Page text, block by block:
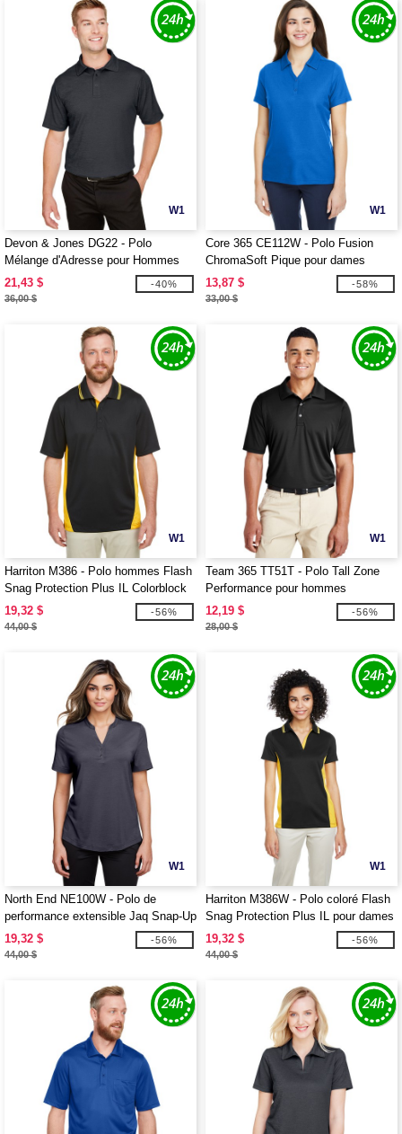
W1
Devon & Jones DG22 - Polo
Mélange d'Adresse pour Hommes
CrownLux Performance
21,43 $
36,00 $
-40%
W1
Core 365 CE112W - Polo Fusion
ChromaSoft Pique pour dames
13,87 $
33,00 $
-58%
W1
Harriton M386 - Polo hommes Flash
Snag Protection Plus IL Colorblock
19,32 $
44,00 $
-56%
W1
Team 365 TT51T - Polo Tall Zone
Performance pour hommes
12,19 $
28,00 $
-56%
W1
North End NE100W - Polo de
performance extensible Jaq Snap-Up
pour dames
19,32 $
44,00 $
-56%
W1
Harriton M386W - Polo coloré Flash
Snag Protection Plus IL pour dames
19,32 $
44,00 $
-56%